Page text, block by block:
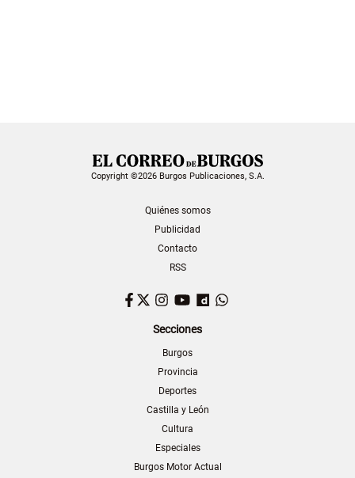
Copyright ©2026 Burgos Publicaciones, S.A.
Quiénes somos
Publicidad
Contacto
RSS
Facebook
TwitterInstagram
YouTubeDailymotion
Secciones
Burgos
Provincia
Deportes
Castilla y León
Cultura
Especiales
Burgos Motor Actual